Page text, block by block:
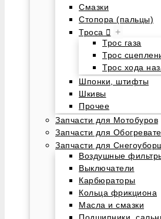
Смазки
Стопора (пальцы)
Троса
+
Трос газа
Трос
Трос хода
Шпонки, штифты
Шкивы
Прочее
Запчасти для Мотобуров
Запчасти для
Запчасти для
Воздушные
Выключатели
Карбюраторы
Кольца фрикциона
Масла и смазки